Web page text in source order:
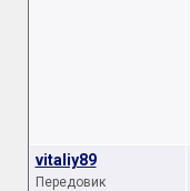
vitaliy89
Передовик